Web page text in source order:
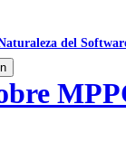
del